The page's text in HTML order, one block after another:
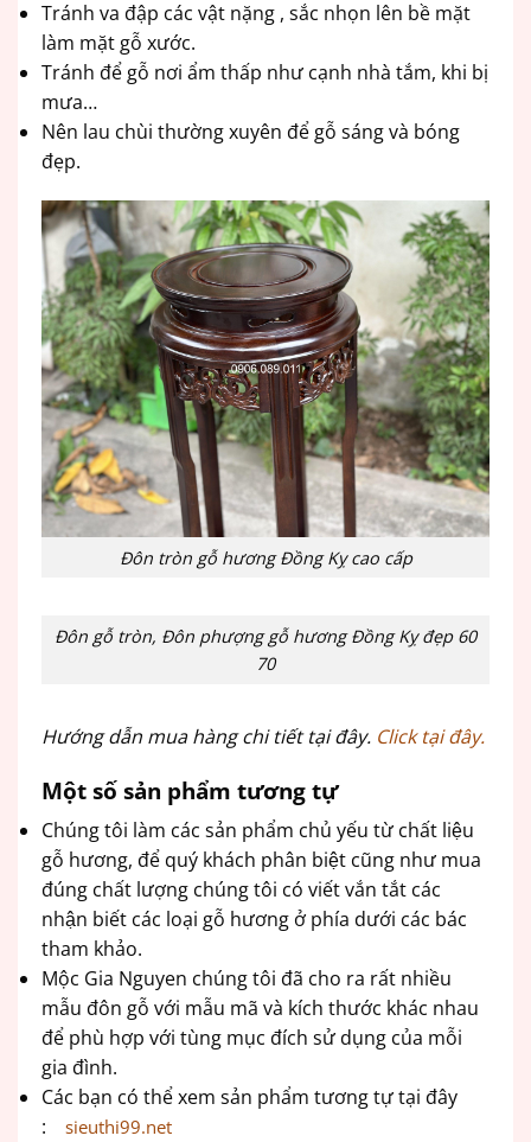
Tránh va đập các vật nặng , sắc nhọn lên bề mặt
làm mặt gỗ xước.
Tránh để gỗ nơi ẩm thấp như cạnh nhà tắm, khi bị
mưa…
Nên lau chùi thường xuyên để gỗ sáng và bóng
đẹp.
Đôn tròn gỗ hương Đồng Kỵ cao cấp
Đôn gỗ tròn, Đôn phượng gỗ hương Đồng Kỵ đẹp 60
70
Hướng dẫn mua hàng chi tiết tại đây. Click tại đây.
Một số sản phẩm tương tự
Chúng tôi làm các sản phẩm chủ yếu từ chất liệu
gỗ hương, để quý khách phân biệt cũng như mua
đúng chất lượng chúng tôi có viết vắn tắt các
nhận biết các loại gỗ hương ở phía dưới các bác
tham khảo.
Mộc Gia Nguyen chúng tôi đã cho ra rất nhiều
mẫu đôn gỗ với mẫu mã và kích thước khác nhau
để phù hợp với tùng mục đích sử dụng của mỗi
gia đình.
Các bạn có thể xem sản phẩm tương tự tại đây
:
sieuthi99.net